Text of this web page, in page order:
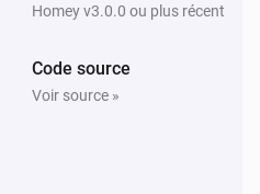
Homey v3.0.0 ou plus récent
Code source
Voir source »